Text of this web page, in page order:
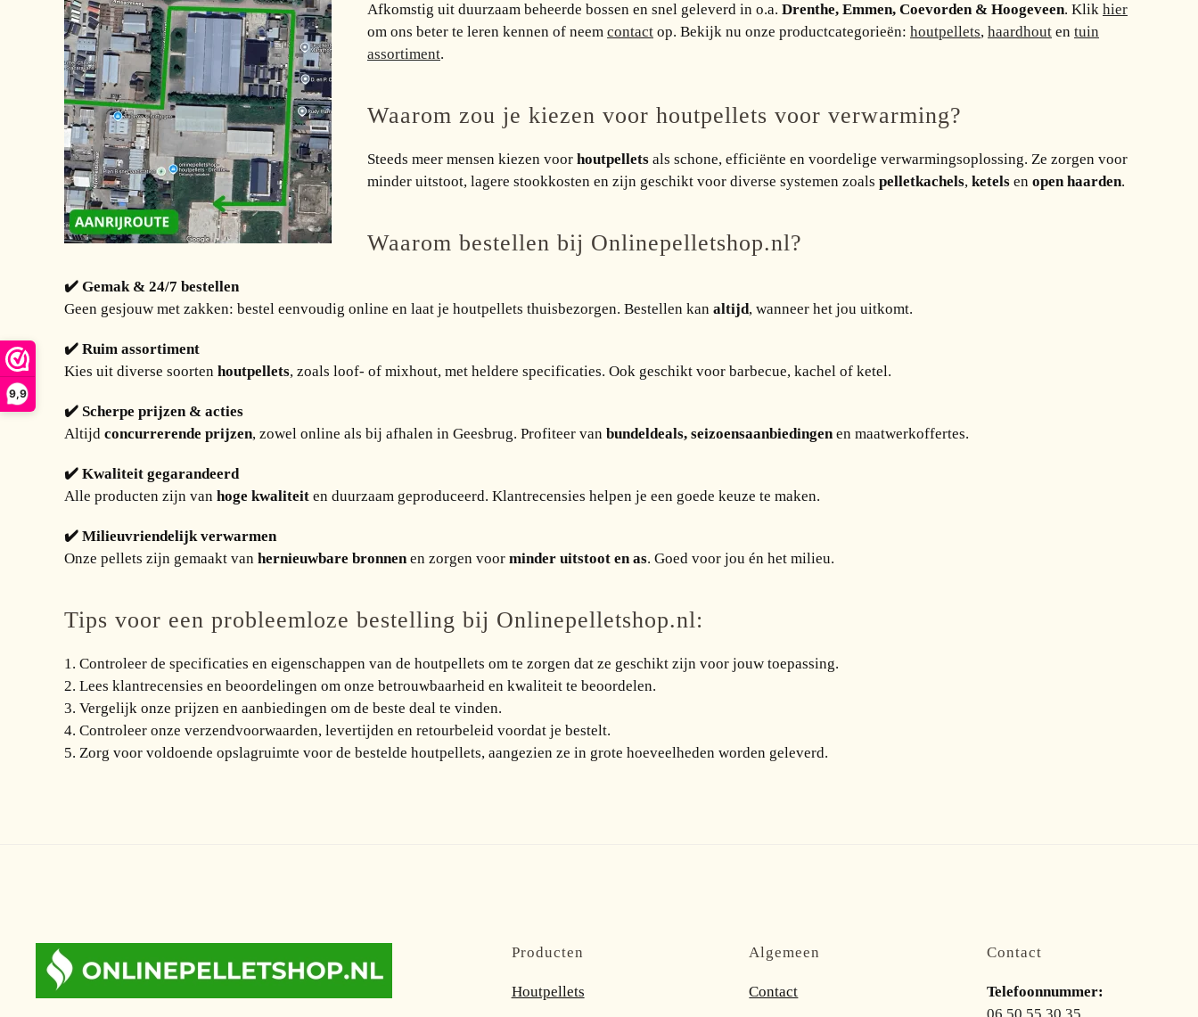
9,9
Afkomstig uit duurzaam beheerde bossen en snel geleverd in o.a. Drenthe, Emmen, Coevorden & Hoogeveen. Klik hier
om ons beter te leren kennen of neem contact op. Bekijk nu onze productcategorieën: houtpellets, haardhout en tuin
assortiment.
Waarom zou je kiezen voor houtpellets voor verwarming?
Steeds meer mensen kiezen voor houtpellets als schone, efficiënte en voordelige verwarmingsoplossing. Ze zorgen voor
minder uitstoot, lagere stookkosten en zijn geschikt voor diverse systemen zoals pelletkachels, ketels en open haarden.
Waarom bestellen bij Onlinepelletshop.nl?
✔️ Gemak & 24/7 bestellen
Geen gesjouw met zakken: bestel eenvoudig online en laat je houtpellets thuisbezorgen. Bestellen kan altijd, wanneer het jou uitkomt.
✔️ Ruim assortiment
Kies uit diverse soorten houtpellets, zoals loof- of mixhout, met heldere specificaties. Ook geschikt voor barbecue, kachel of ketel.
✔️ Scherpe prijzen & acties
Altijd concurrerende prijzen, zowel online als bij afhalen in Geesbrug. Profiteer van bundeldeals, seizoensaanbiedingenen maatwerkoffertes.
✔️ Kwaliteit gegarandeerd
Alle producten zijn van hoge kwaliteit en duurzaam geproduceerd. Klantrecensies helpen je een goede keuze te maken.
✔️ Milieuvriendelijk verwarmen
Onze pellets zijn gemaakt van hernieuwbare bronnenen zorgen voor minder uitstoot en as. Goed voor jou én het milieu.
Tips voor een probleemloze bestelling bij Onlinepelletshop.nl:
1. Controleer de specificaties en eigenschappen van de houtpellets om te zorgen dat ze geschikt zijn voor jouw toepassing.
2. Lees klantrecensies en beoordelingen om onze betrouwbaarheid en kwaliteit te beoordelen.
3. Vergelijk onze prijzen en aanbiedingen om de beste deal te vinden.
4. Controleer onze verzendvoorwaarden, levertijden en retourbeleid voordat je bestelt.
5. Zorg voor voldoende opslagruimte voor de bestelde houtpellets, aangezien ze in grote hoeveelheden worden geleverd.
Producten
Houtpellets
Algemeen
Contact
Contact
Telefoonnummer: